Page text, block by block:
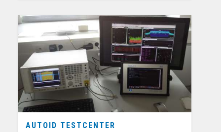
AUTOID TESTCENTER